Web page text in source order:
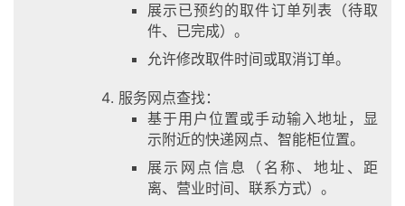
展示已预约的取件订单列表（待取
件、已完成）。
允许修改取件时间或取消订单。
服务网点查找：
基于用户位置或手动输入地址，显
示附近的快递网点、智能柜位置。
展示网点信息（名称、地址、距
离、营业时间、联系方式）。